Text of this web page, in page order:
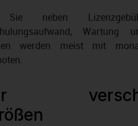
Sie neben
Wartung
werden meist mit